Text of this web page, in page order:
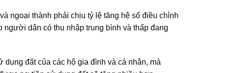
ngoại thành phải chịu tỷ lệ tăng hệ số điều chỉnh
dân có thu nhập trung bình và thấp đang
đất của các hộ gia đình và cá nhân, mà